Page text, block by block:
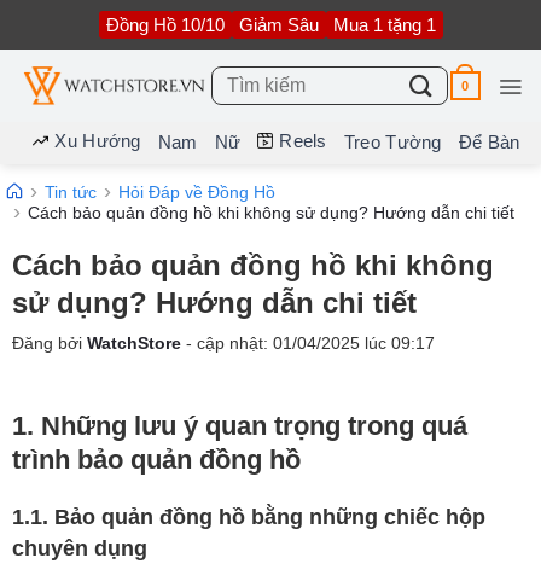
nội
dung
Đồng Hồ 10/10 Giảm Sâu Mua 1 tặng 1
Tìm
kiếm:
0
Xu Hướng Nam Nữ Reels Treo Tường Để Bàn
Tin tức
Hỏi Đáp về Đồng Hồ
Cách bảo quản đồng hồ khi không sử dụng? Hướng dẫn chi tiết
Cách bảo quản đồng hồ khi không
sử dụng? Hướng dẫn chi tiết
Đăng bởi WatchStore - cập nhật: 01/04/2025 lúc 09:17
1. Những lưu ý quan trọng trong quá
trình bảo quản đồng hồ
1.1. Bảo quản đồng hồ bằng những chiếc hộp
chuyên dụng